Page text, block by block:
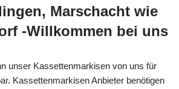
Marschacht wie
-Willkommen bei uns
unser Kassettenmarkisen von uns für
Kassettenmarkisen Anbieter benötigen